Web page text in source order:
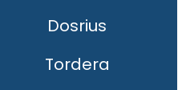
Dosrius
Tordera